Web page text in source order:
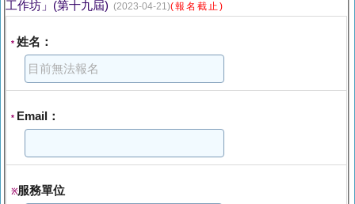
工作坊」(第十九屆) (2023-04-21)(報名截止)
* 姓名：
* Email：
※服務單位